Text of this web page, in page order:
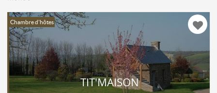
Chambre d'hôtes
TIT'MAISON